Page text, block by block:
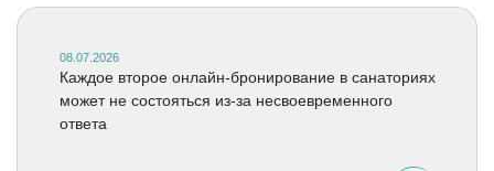
08.07.2026
Каждое второе онлайн-бронирование в санаториях
может не состояться из-за несвоевременного
ответа